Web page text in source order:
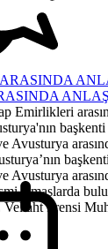
Emirlikleri
temaslarda
Prensi